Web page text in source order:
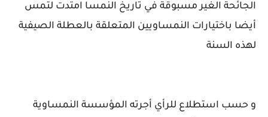
الجائحة الغير مسبوقة في تاريخ النمسا امتدت لتمس
أيضا باختيارات النمساويين المتعلقة بالعطلة الصيفية
لهذه السنة
و حسب استطلاع للرأي أجرته المؤسسة النمساوية